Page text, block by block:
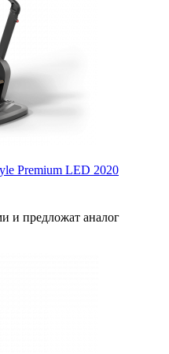
Premium LED 2020
и предложат аналог